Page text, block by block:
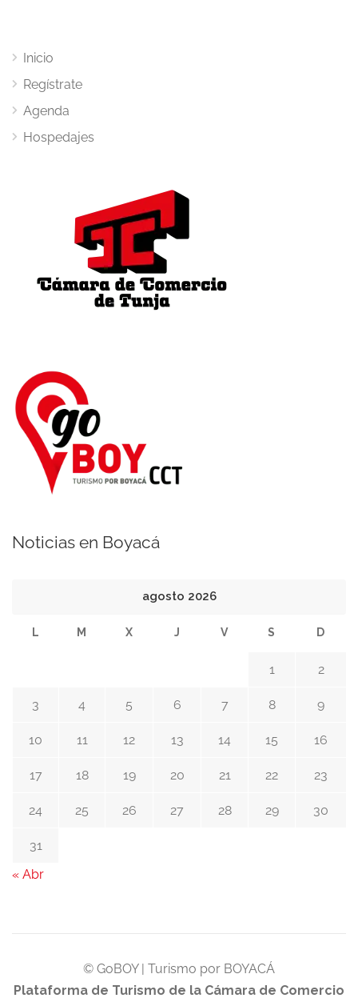
Inicio
Regístrate
Agenda
Hospedajes
Noticias en Boyacá
agosto 2026
L M X J V S D
1 2
3 4 5 6 7 8 9
10 11 12 13 14 15 16
17 18 19 20 21 22 23
24 25 26 27 28 29 30
31
« Abr
© GoBOY | Turismo por BOYACÁ
Plataforma de Turismo de la Cámara de Comercio